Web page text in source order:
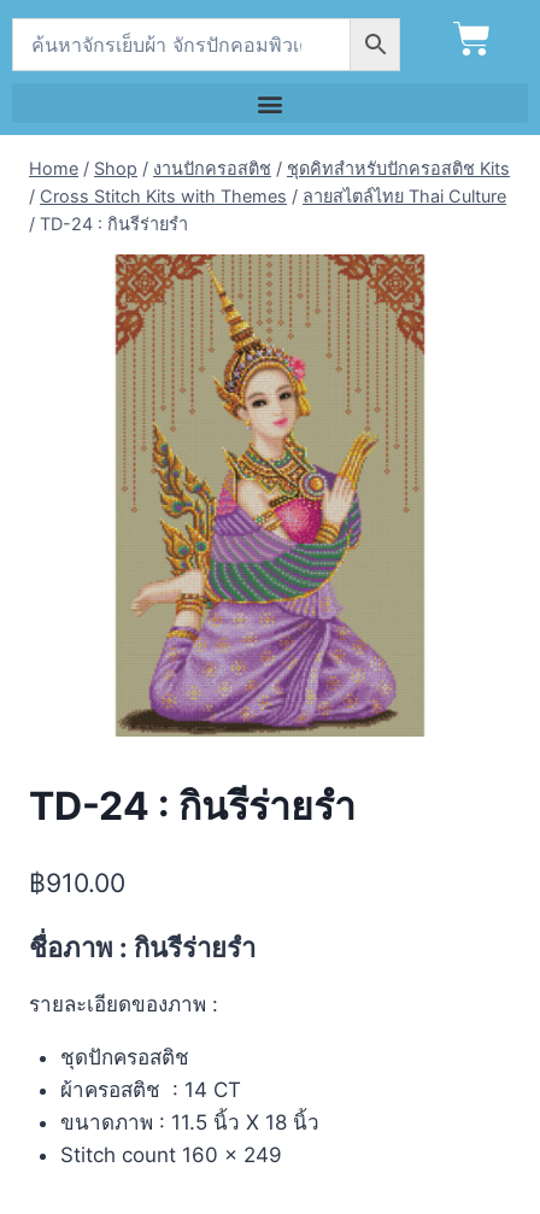
Home / Shop / งานปักครอสติช / ชุดคิทสำหรับปักครอสติช Kits
/ Cross Stitch Kits with Themes / ลายสไตล์ไทย Thai Culture
/ TD-24 : กินรีร่ายรำ
TD-24 : กินรีร่ายรำ
฿910.00
ชื่อภาพ : กินรีร่ายรำ
รายละเอียดของภาพ :
ชุดปักครอสติช
ผ้าครอสติช : 14 CT
ขนาดภาพ : 11.5 นิ้ว X 18 นิ้ว
Stitch count 160 x 249